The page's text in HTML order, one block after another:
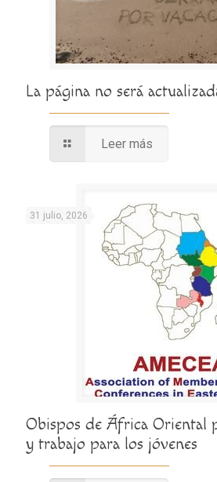
La página no será
Leer más
31 julio, 2026
Obispos de África Oriental
y trabajo para los jóvenes